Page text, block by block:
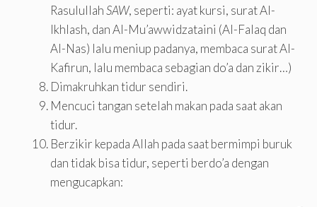
RasulullahSAW, seperti: ayat kursi, surat Al-
Ikhlash, dan Al-Mu’awwidzataini (Al-Falaq dan
Al-Nas) lalu meniup padanya, membaca surat Al-
Kafirun, lalu membaca sebagian do’a dan zikir…)
Dimakruhkan tidur sendiri.
Mencuci tangan setelah makan pada saat akan
tidur.
Berzikir kepada Allah pada saat bermimpi buruk
dan tidak bisa tidur, seperti berdo’a dengan
mengucapkan: